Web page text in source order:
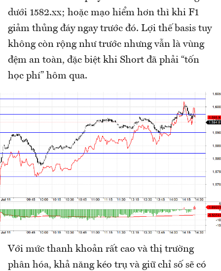
dưới 1582.xx; hoặc mạo hiểm hơn thì khi F1
giảm thủng đáy ngay trước đó. Lợi thế basis tuy
không còn rộng như trước nhưng vẫn là vùng
đệm an toàn, đặc biệt khi Short đã phải “tốn
học phí” hôm qua.
Với mức thanh khoản rất cao và thị trường
phân hóa, khả năng kéo trụ và giữ chỉ số sẽ có